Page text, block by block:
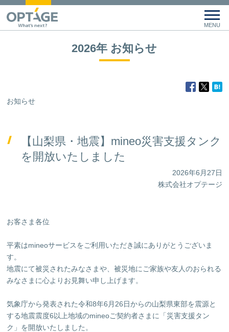
2026年 お知らせ
お知らせ
【山梨県・地震】mineo災害支援タンク
を開放いたしました
2026年6月27日
株式会社オプテージ
お客さま各位
平素はmineoサービスをご利用いただき誠にありがとうございま
す。
地震にて被災されたみなさまや、被災地にご家族や友人のおられる
みなさまに心よりお見舞い申し上げます。
気象庁から発表された令和8年6月26日からの山梨県東部を震源と
する地震震度6以上地域のmineoご契約者さまに「災害支援タン
ク」を開放いたしました。